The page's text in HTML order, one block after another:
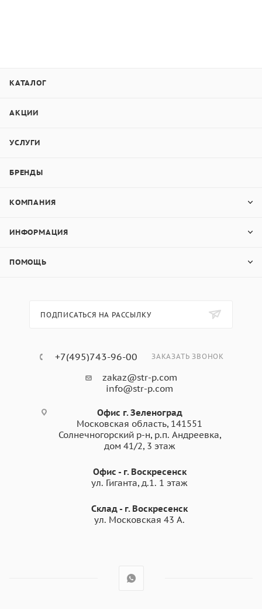
КАТАЛОГ
АКЦИИ
УСЛУГИ
БРЕНДЫ
КОМПАНИЯ
ИНФОРМАЦИЯ
ПОМОЩЬ
ПОДПИСАТЬСЯ НА РАССЫЛКУ
+7(495)743-96-00 ЗАКАЗАТЬ ЗВОНОК
zakaz@str-p.com
info@str-p.com
Офис г. Зеленоград
Московская область, 141551
Солнечногорский р-н, р.п. Андреевка,
дом 41/2, 3 этаж
Офис - г. Воскресенск
ул. Гиганта, д.1. 1 этаж
Склад - г. Воскресенск
ул. Московская 43 А.